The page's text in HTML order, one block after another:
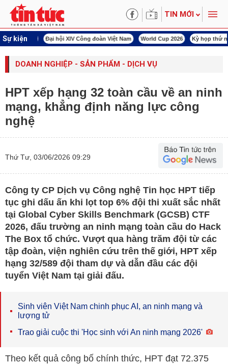
TIN MỚI
Sự kiện
ngày đêm Đại hội XIV Công đoàn Việt Nam World Cup 2026 Kỳ họp thứ
DOANH NGHIỆP - SẢN PHẨM - DỊCH VỤ
HPT xếp hạng 32 toàn cầu về an ninh
mạng, khẳng định năng lực công
nghệ
Thứ Tư, 03/06/2026 09:29
Công ty CP Dịch vụ Công nghệ Tin học HPT tiếp
tục ghi dấu ấn khi lọt top 6% đội thi xuất sắc nhất
tại Global Cyber Skills Benchmark (GCSB) CTF
2026, đấu trường an ninh mạng toàn cầu do Hack
The Box tổ chức. Vượt qua hàng trăm đội từ các
tập đoàn, viện nghiên cứu trên thế giới, HPT xếp
hạng 32/589 đội tham dự và dẫn đầu các đội
tuyển Việt Nam tại giải đấu.
Sinh viên Việt Nam chinh phục AI, an ninh mạng và
lượng tử
Trao giải cuộc thi 'Học sinh với An ninh mạng 2026'
Theo kết quả công bố chính thức, HPT đạt 72.375